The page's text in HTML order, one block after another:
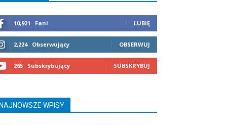
10,921 Fani LUBIĘ
2,224 Obserwujący OBSERWUJ
265 Subskrybujący SUBSKRYBUJ
WPISY